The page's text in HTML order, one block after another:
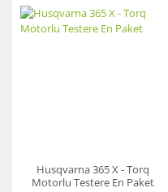
Husqvarna 365 X - Torq
Motorlu Testere En Paket